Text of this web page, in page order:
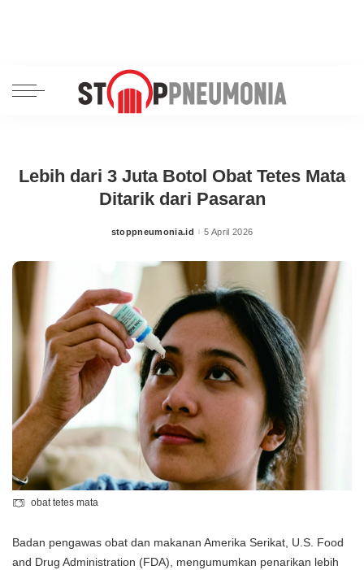
Lebih dari 3 Juta Botol Obat Tetes Mata
Ditarik dari Pasaran
Posted
stoppneumonia.id 5 April 2026
obat tetes mata
Badan pengawas obat dan makanan Amerika Serikat, U.S. Food
and Drug Administration (FDA), mengumumkan penarikan lebih